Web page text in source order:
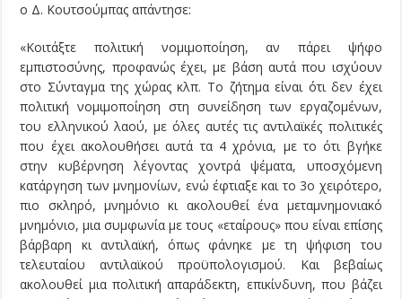
ο Δ. Κουτσούμπας απάντησε:
«Κοιτάξτε πολιτική νομιμοποίηση, αν πάρει ψήφο
εμπιστοσύνης, προφανώς έχει, με βάση αυτά που ισχύουν
στο Σύνταγμα της χώρας κλπ. Το ζήτημα είναι ότι δεν έχει
πολιτική νομιμοποίηση στη συνείδηση των εργαζομένων,
του ελληνικού λαού, με όλες αυτές τις αντιλαϊκές πολιτικές
που έχει ακολουθήσει αυτά τα 4 χρόνια, με το ότι βγήκε
στην κυβέρνηση λέγοντας χοντρά ψέματα, υποσχόμενη
κατάργηση των μνημονίων, ενώ έφτιαξε και το 3ο χειρότερο,
πιο σκληρό, μνημόνιο κι ακολουθεί ένα μεταμνημονιακό
μνημόνιο, μια συμφωνία με τους «εταίρους» που είναι επίσης
βάρβαρη κι αντιλαϊκή, όπως φάνηκε με τη ψήφιση του
τελευταίου αντιλαϊκού προϋπολογισμού. Και βεβαίως
ακολουθεί μια πολιτική απαράδεκτη, επικίνδυνη, που βάζει